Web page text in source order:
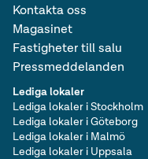
Kontakta oss
Magasinet
Fastigheter till salu
Pressmeddelanden
Lediga lokaler
Lediga lokaler i Stockholm
Lediga lokaler i Göteborg
Lediga lokaler i Malmö
Lediga lokaler i Uppsala